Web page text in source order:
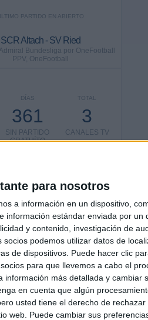
para nosotros
a información en un dispositivo,
información estándar enviada por un
y contenido, investigación de
podemos utilizar datos de
de dispositivos. Puede hacer clic
para que llevemos a cabo el
información más detallada y cambiar
en cuenta que algún
usted tiene el derecho de rechazar
web. Puede cambiar sus
PARTIDO EN ABIERTO
SCR Altach - SV Ried
Bundesliga por OneFootball
PPV, OneFootball
TOTAL
3
CANALES TV
DÍAS
361
SIN PARTIDO
GRATUÍTO
15
RIVALES
17
VS WSG
Swarovski Tirol